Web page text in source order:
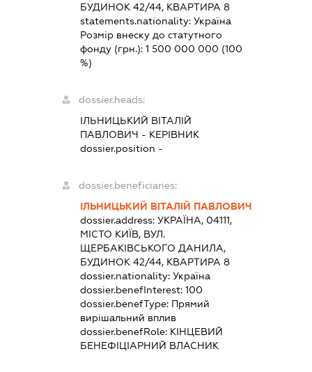
БУДИНОК 42/44, КВАРТИРА 8
statements.nationality: Україна
Розмір внеску до статутного
фонду (грн.): 1 500 000 000 (100
%)
dossier.heads:
ІЛЬНИЦЬКИЙ ВІТАЛІЙ
ПАВЛОВИЧ - КЕРІВНИК
dossier.position -
dossier.beneficiaries:
ІЛЬНИЦЬКИЙ ВІТАЛІЙ ПАВЛОВИЧ
dossier.address: УКРАЇНА, 04111,
МІСТО КИЇВ, ВУЛ.
ЩЕРБАКІВСЬКОГО ДАНИЛА,
БУДИНОК 42/44, КВАРТИРА 8
dossier.nationality: Україна
dossier.benefInterest: 100
dossier.benefType: Прямий
вирішальний вплив
dossier.benefRole: КІНЦЕВИЙ
БЕНЕФІЦІАРНИЙ ВЛАСНИК